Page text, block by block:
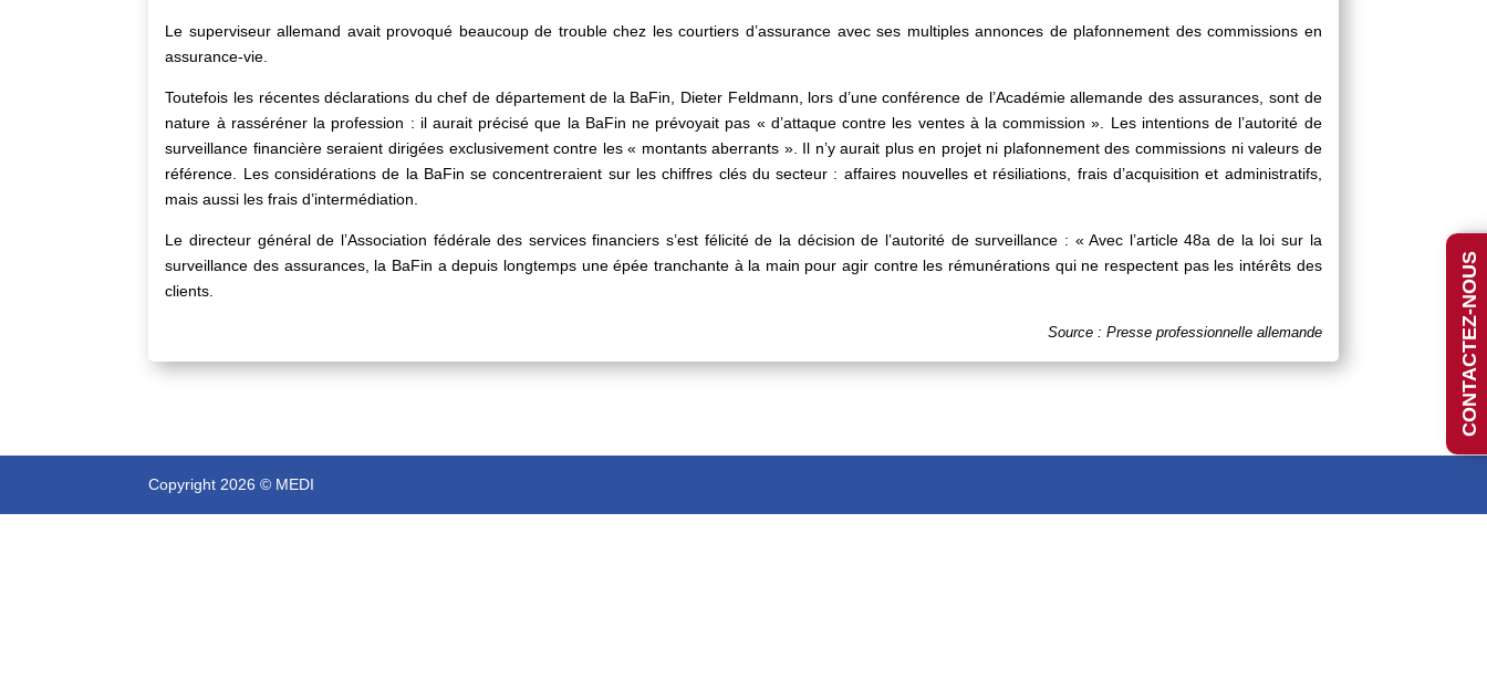
Le superviseur allemand avait provoqué beaucoup de trouble chez les courtiers d’assurance avec ses multiples annonces de plafonnement des commissions en
assurance-vie.
Toutefois les récentes déclarations du chef de département de la BaFin, Dieter Feldmann, lors d’une conférence de l’Académie allemande des assurances, sont de
nature à rasséréner la profession : il aurait précisé que la BaFin ne prévoyait pas « d’attaque contre les ventes à la commission ». Les intentions de l’autorité de
surveillance financière seraient dirigées exclusivement contre les « montants aberrants ». Il n’y aurait plus en projet ni plafonnement des commissions ni valeurs de
référence. Les considérations de la BaFin se concentreraient sur les chiffres clés du secteur : affaires nouvelles et résiliations, frais d’acquisition et administratifs,
mais aussi les frais d’intermédiation.
Le directeur général de l’Association fédérale des services financiers s’est félicité de la décision de l’autorité de surveillance : « Avec l’article 48a de la loi sur la
surveillance des assurances, la BaFin a depuis longtemps une épée tranchante à la main pour agir contre les rémunérations qui ne respectent pas les intérêts des
clients.
Source : Presse professionnelle allemande
Copyright 2026 © MEDI
CONTACTEZ-NOUS